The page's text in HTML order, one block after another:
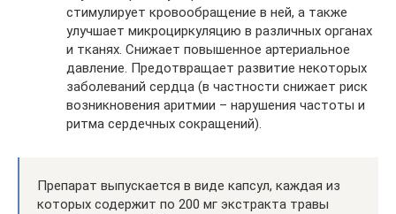
стимулирует кровообращение в ней, а также
улучшает микроциркуляцию в различных органах
и тканях. Снижает повышенное артериальное
давление. Предотвращает развитие некоторых
заболеваний сердца (в частности снижает риск
возникновения аритмии – нарушения частоты и
ритма сердечных сокращений).
Препарат выпускается в виде капсул, каждая из
которых содержит по 200 мг экстракта травы